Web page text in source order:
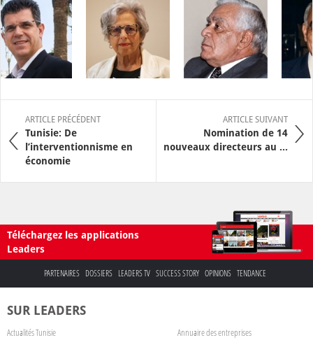
ARTICLE PRÉCÉDENT
Tunisie: De
l’interventionnisme en
économie
ARTICLE SUIVANT
Nomination de 14
nouveaux directeurs au ...
Téléchargez les applications
Leaders
PARTENAIRES DOSSIERS LEADERS TV SUCCESS STORY OPINIONS TENDANCE
SUR LEADERS
Actualités Tunisie
Annuaire des entreprises